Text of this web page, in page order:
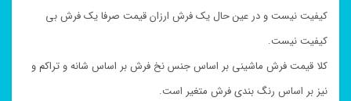
کیفیت نیست و در عین حال یک فرش ارزان قیمت صرفا یک فرش بی
کیفیت نیست.
کلا قیمت فرش ماشینی بر اساس جنس نخ فرش بر اساس شانه و تراکم و
نیز بر اساس رنگ بندی فرش متغیر است.